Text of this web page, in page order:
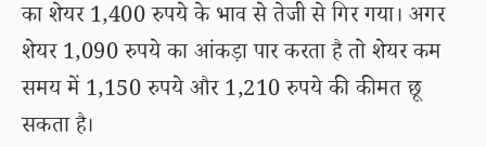
का शेयर 1,400 रुपये के भाव से तेजी से गिर गया। अगर
शेयर 1,090 रुपये का आंकड़ा पार करता है तो शेयर कम
समय में 1,150 रुपये और 1,210 रुपये की कीमत छू
सकता है।